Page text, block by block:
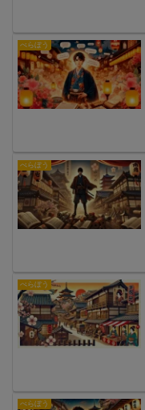
べらぼう
べらぼう
べらぼう
べらぼう